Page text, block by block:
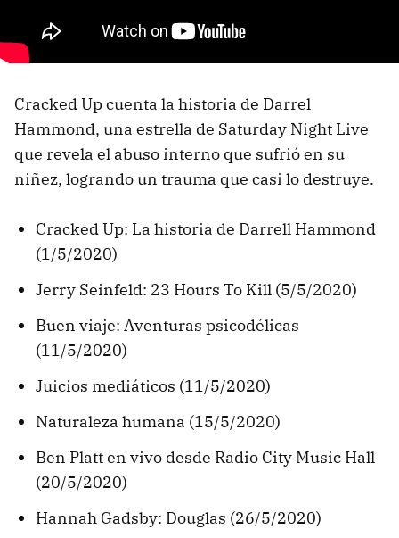
Cracked Up cuenta la historia de Darrel
Hammond, una estrella de Saturday Night Live
que revela el abuso interno que sufrió en su
niñez, logrando un trauma que casi lo destruye.
Cracked Up: La historia de Darrell Hammond
(1/5/2020)
Jerry Seinfeld: 23 Hours To Kill (5/5/2020)
Buen viaje: Aventuras psicodélicas
(11/5/2020)
Juicios mediáticos (11/5/2020)
Naturaleza humana (15/5/2020)
Ben Platt en vivo desde Radio City Music Hall
(20/5/2020)
Hannah Gadsby: Douglas (26/5/2020)